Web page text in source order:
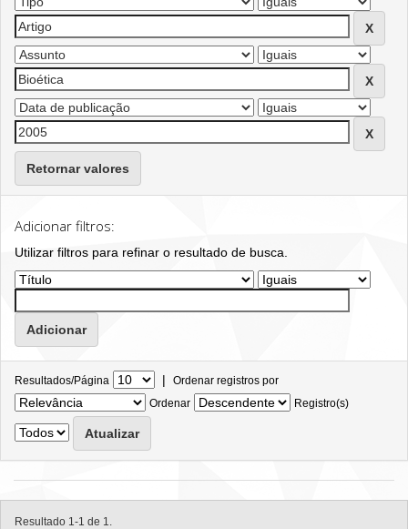
Retornar valores
Adicionar filtros:
Utilizar filtros para refinar o resultado de busca.
Resultados/Página | Ordenar registros por
Ordenar
Registro(s)
Resultado 1-1 de 1.